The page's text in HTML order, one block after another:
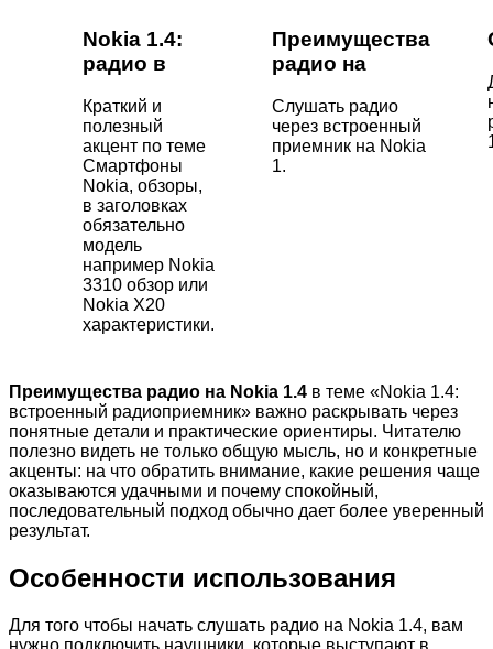
Nokia 1.4:
радио в
Краткий и
полезный
акцент по теме
Смартфоны
Nokia, обзоры,
в заголовках
обязательно
модель
например Nokia
3310 обзор или
Nokia X20
характеристики.
Преимущества
радио на
Слушать радио
через встроенный
приемник на Nokia
1.
Преимущества радио на Nokia 1.4 в теме «Nokia 1.4:
встроенный радиоприемник» важно раскрывать через
понятные детали и практические ориентиры. Читателю
полезно видеть не только общую мысль, но и конкретные
акценты: на что обратить внимание, какие решения чаще
оказываются удачными и почему спокойный,
последовательный подход обычно дает более уверенный
результат.
Особенности использования
Для того чтобы начать слушать радио на Nokia 1.4, вам